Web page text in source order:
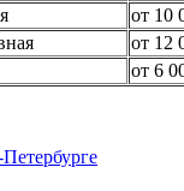
от 10
от 12
от 6